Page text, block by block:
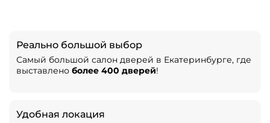
Реально большой выбор
Самый большой салон дверей в Екатеринбурге, где
выставлено более 400 дверей!
Удобная локация